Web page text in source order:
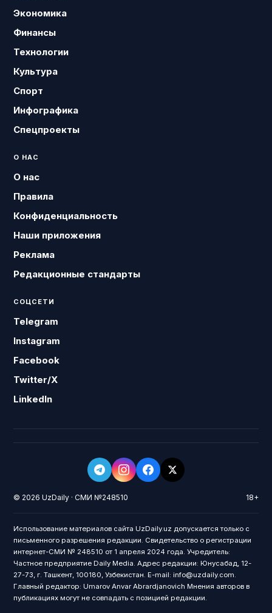
Экономика
Финансы
Технологии
Культура
Спорт
Инфографика
Спецпроекты
О НАС
О нас
Правила
Конфиденциальность
Наши приложения
Реклама
Редакционные стандарты
СОЦСЕТИ
Telegram
Instagram
Facebook
Twitter/X
LinkedIn
© 2026 UzDaily · СМИ №248510 18+
Использование материалов сайта UzDaily.uz допускается только с
письменного разрешения редакции. Свидетельство о регистрации
интернет-СМИ № 248510 от 1 апреля 2024 года. Учредитель:
Частное предприятие Daily Media. Адрес редакции: Юнусабад, 12-
27-73, г. Ташкент, 100180, Узбекистан. E-mail: info@uzdaily.com.
Главный редактор: Umarov Anvar Abrardjanovich Мнения авторов в
публикациях могут не совпадать с позицией редакции.